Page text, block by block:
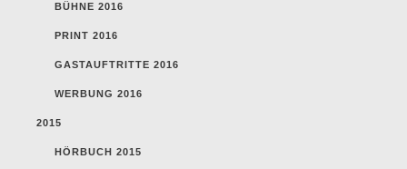
BÜHNE 2016
PRINT 2016
GASTAUFTRITTE 2016
WERBUNG 2016
2015
HÖRBUCH 2015